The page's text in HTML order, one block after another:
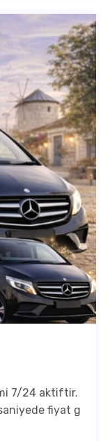
7/24 aktiftir.
fiyat g